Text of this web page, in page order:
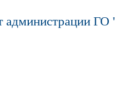
администрации ГО